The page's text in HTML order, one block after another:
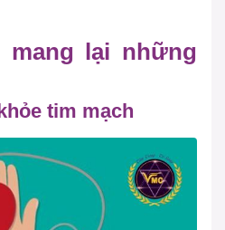
mang lại những
tim mạch